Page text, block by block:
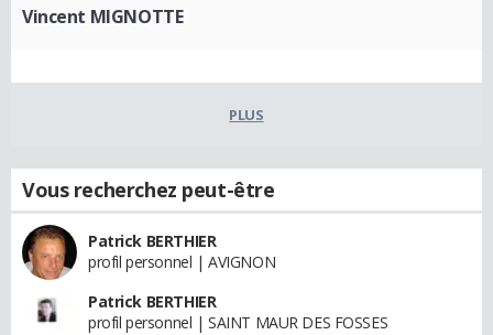
Vincent MIGNOTTE
PLUS
Vous recherchez peut-être
Patrick BERTHIER
profil personnel | AVIGNON
Patrick BERTHIER
profil personnel | SAINT MAUR DES FOSSES